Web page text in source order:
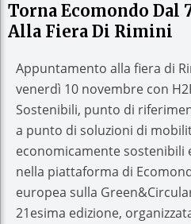
Torna Ecomondo Dal
Alla Fiera Di Rimini
Appuntamento alla fiera di
venerdì 10 novembre con
Sostenibili, punto di
a punto di soluzioni di
economicamente sostenibili
nella piattaforma di
europea sulla
21esima edizione,